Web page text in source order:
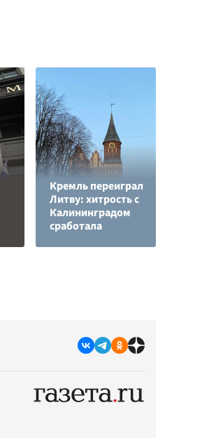
Кремль переиграл
Литву: хитрость с
Калининградом
сработала